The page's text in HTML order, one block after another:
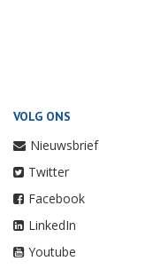
VOLG ONS
Nieuwsbrief
Twitter
Facebook
LinkedIn
Youtube